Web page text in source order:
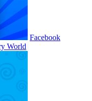
Facebook
World